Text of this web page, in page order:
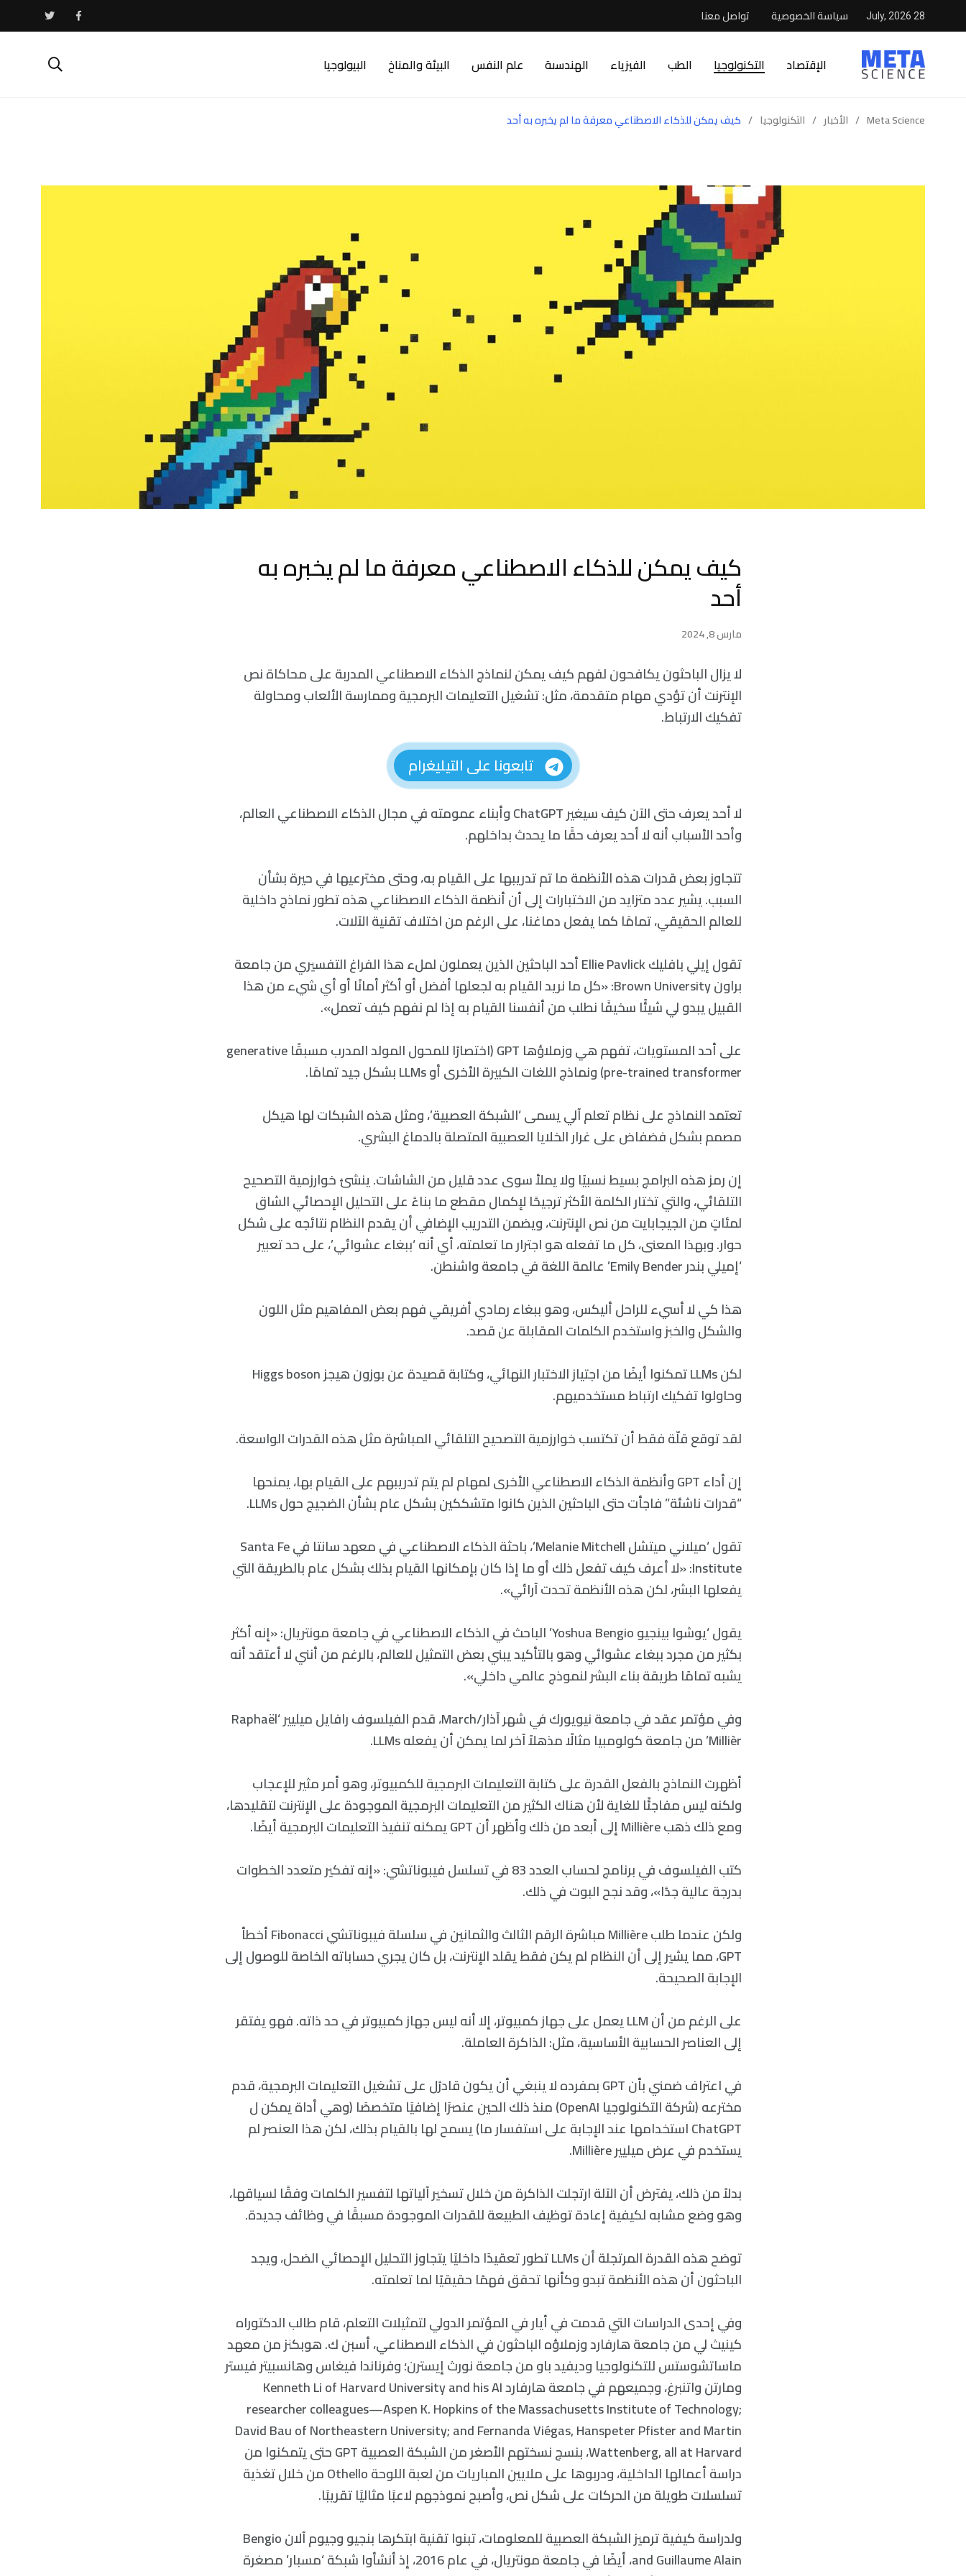
28 July, 2026 سياسة الخصوصية تواصل معنا
الإقتصاد التكنولوجيا الطب الفيزياء الهندسىة علم النفس البيئة والمناخ البيولوجيا
Meta Science
/ الأخبار / التكنولوجيا / كيف يمكن للذكاء الاصطناعي معرفة ما لم يخبره به أحد
كيف يمكن للذكاء الاصطناعي معرفة ما لم يخبره به
أحد
مارس 8, 2024
لا يزال الباحثون يكافحون لفهم كيف يمكن لنماذج الذكاء الاصطناعي المدربة على محاكاة نص
الإنترنت أن تؤدي مهام متقدمة، مثل: تشغيل التعليمات البرمجية وممارسة الألعاب ومحاولة
تفكيك الارتباط.
تابعونا على التيليغرام
لا أحد يعرف حتى الآن كيف سيغير ChatGPT وأبناء عمومته في مجال الذكاء الاصطناعي العالم،
وأحد الأسباب أنه لا أحد يعرف حقًا ما يحدث بداخلهم.
تتجاوز بعض قدرات هذه الأنظمة ما تم تدريبها على القيام به، وحتى مخترعيها في حيرة بشأن
السبب. يشير عدد متزايد من الاختبارات إلى أن أنظمة الذكاء الاصطناعي هذه تطور نماذج داخلية
للعالم الحقيقي، تمامًا كما يفعل دماغنا، على الرغم من اختلاف تقنية الآلات.
تقول إيلي بافليك Ellie Pavlick أحد الباحثين الذين يعملون لملء هذا الفراغ التفسيري من جامعة
براون Brown University: «كل ما نريد القيام به لجعلها أفضل أو أكثر أمانًا أو أي شيء من هذا
القبيل يبدو لي شيئًا سخيفًا نطلب من أنفسنا القيام به إذا لم نفهم كيف تعمل».
على أحد المستويات، تفهم هي وزملاؤها GPT (اختصارًا للمحول المولد المدرب مسبقًا generative
pre-trained transformer) ونماذج اللغات الكبيرة الأخرى أو LLMs بشكل جيد تمامًا.
تعتمد النماذج على نظام تعلم آلي يسمى ‘الشبكة العصبية’، ومثل هذه الشبكات لها هيكل
مصمم بشكل فضفاض على غرار الخلايا العصبية المتصلة بالدماغ البشري.
إن رمز هذه البرامج بسيط نسبيًا ولا يملأ سوى عدد قليل من الشاشات. ينشئ خوارزمية التصحيح
التلقائي، والتي تختار الكلمة الأكثر ترجيحًا لإكمال مقطع ما بناءً على التحليل الإحصائي الشاق
لمئاتٍ من الجيجابايت من نص الإنترنت، ويضمن التدريب الإضافي أن يقدم النظام نتائجه على شكل
حوار. وبهذا المعنى، كل ما تفعله هو اجترار ما تعلمته، أي أنه ‘ببغاء عشوائي’، على حد تعبير
‘إميلي بندر Emily Bender’ عالمة اللغة في جامعة واشنطن.
هذا كي لا أسيء للراحل أليكس، وهو ببغاء رمادي أفريقي فهم بعض المفاهيم مثل اللون
والشكل والخبز واستخدم الكلمات المقابلة عن قصد.
لكن LLMs تمكنوا أيضًا من اجتياز الاختبار النهائي، وكتابة قصيدة عن بوزون هيجز Higgs boson
وحاولوا تفكيك ارتباط مستخدميهم.
لقد توقع قلّة فقط أن تكتسب خوارزمية التصحيح التلقائي المباشرة مثل هذه القدرات الواسعة.
إن أداء GPT وأنظمة الذكاء الاصطناعي الأخرى لمهام لم يتم تدريبهم على القيام بها، يمنحها
“قدرات ناشئة” فاجأت حتى الباحثين الذين كانوا متشككين بشكل عام بشأن الضجيج حول LLMs.
تقول ‘ميلاني ميتشل Melanie Mitchell’، باحثة الذكاء الاصطناعي في معهد سانتا في Santa Fe
Institute: «لا أعرف كيف تفعل ذلك أو ما إذا كان بإمكانها القيام بذلك بشكل عام بالطريقة التي
يفعلها البشر، لكن هذه الأنظمة تحدت آرائي».
يقول ‘يوشوا بينجيو Yoshua Bengio’ الباحث في الذكاء الاصطناعي في جامعة مونتريال: «إنه أكثر
بكثير من مجرد ببغاء عشوائي وهو بالتأكيد يبني بعض التمثيل للعالم، بالرغم من أنني لا أعتقد أنه
يشبه تمامًا طريقة بناء البشر لنموذج عالمي داخلي».
وفي مؤتمر عقد في جامعة نيويورك في شهر آذار/March، قدم الفيلسوف رافايل ميليير ‘Raphaël
Millièr’ من جامعة كولومبيا مثالًا مذهلاً آخر لما يمكن أن يفعله LLMs.
أظهرت النماذج بالفعل القدرة على كتابة التعليمات البرمجية للكمبيوتر، وهو أمر مثير للإعجاب
ولكنه ليس مفاجئًا للغاية لأن هناك الكثير من التعليمات البرمجية الموجودة على الإنترنت لتقليدها،
ومع ذلك ذهب Millière إلى أبعد من ذلك وأظهر أن GPT يمكنه تنفيذ التعليمات البرمجية أيضًا.
كتب الفيلسوف في برنامج لحساب العدد 83 في تسلسل فيبوناتشي: «إنه تفكير متعدد الخطوات
بدرجة عالية جدًا»، وقد نجح البوت في ذلك.
ولكن عندما طلب Millière مباشرة الرقم الثالث والثمانين في سلسلة فيبوناتشي Fibonacci أخطأ
GPT، مما يشير إلى أن النظام لم يكن فقط يقلد الإنترنت، بل كان يجري حساباته الخاصة للوصول إلى
الإجابة الصحيحة.
على الرغم من أن LLM يعمل على جهاز كمبيوتر، إلا أنه ليس جهاز كمبيوتر في حد ذاته. فهو يفتقر
إلى العناصر الحسابية الأساسية، مثل: الذاكرة العاملة.
في اعتراف ضمني بأن GPT بمفرده لا ينبغي أن يكون قادرًل على تشغيل التعليمات البرمجية، قدم
مخترعه (شركة التكنولوجيا OpenAI) منذ ذلك الحين عنصرًا إضافيًا متخصصًا (وهي أداة يمكن ل
ChatGPT استخدامها عند الإجابة على استفسار ما) يسمح لها بالقيام بذلك، لكن هذا العنصر لم
يستخدم في عرض ميليير Millière.
بدلاً من ذلك، يفترض أن الآلة ارتجلت الذاكرة من خلال تسخير آلياتها لتفسير الكلمات وفقًا لسياقها،
وهو وضع مشابه لكيفية إعادة توظيف الطبيعة للقدرات الموجودة مسبقًا في وظائف جديدة.
توضح هذه القدرة المرتجلة أن LLMs تطور تعقيدًا داخليًا يتجاوز التحليل الإحصائي الضحل، ويجد
الباحثون أن هذه الأنظمة تبدو وكأنها تحقق فهمًا حقيقيًا لما تعلمته.
وفي إحدى الدراسات التي قدمت في أيار في المؤتمر الدولي لتمثيلات التعلم، قام طالب الدكتوراه
كينيث لي من جامعة هارفارد وزملاؤه الباحثون في الذكاء الاصطناعي، أسبن ك. هوبكنز من معهد
ماساتشوستس للتكنولوجيا وديفيد باو من جامعة نورث إيسترن؛ وفرناندا فيغاس وهانسبيتر فيستر
ومارتن واتنبرغ، وجميعهم في جامعة هارفارد Kenneth Li of Harvard University and his AI
researcher colleagues—Aspen K. Hopkins of the Massachusetts Institute of Technology;
David Bau of Northeastern University; and Fernanda Viégas, Hanspeter Pfister and Martin
Wattenberg, all at Harvard، بنسج نسختهم الأصغر من الشبكة العصبية GPT حتى يتمكنوا من
دراسة أعمالها الداخلية، ودربوها على ملايين المباريات من لعبة اللوحة Othello من خلال تغذية
تسلسلات طويلة من الحركات على شكل نص، وأصبح نموذجهم لاعبًا مثاليًا تقريبًا.
ولدراسة كيفية ترميز الشبكة العصبية للمعلومات، تبنوا تقنية ابتكرها بنجيو وجيوم آلان Bengio
and Guillaume Alain، أيضًا في جامعة مونتريال، في عام 2016، إذ أنشأوا شبكة ‘مسبار’ مصغرة